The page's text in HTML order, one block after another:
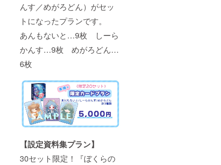
んす／めがろどん）がセッ
トになったプランです。
あんもないと…9枚 しーら
かんす…9枚 めがろどん…
6枚
【設定資料集プラン】
30セット限定！『ぼくらの